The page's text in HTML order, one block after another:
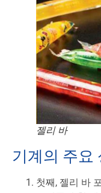
젤리 바
기계의 주요
첫째, 젤리 바